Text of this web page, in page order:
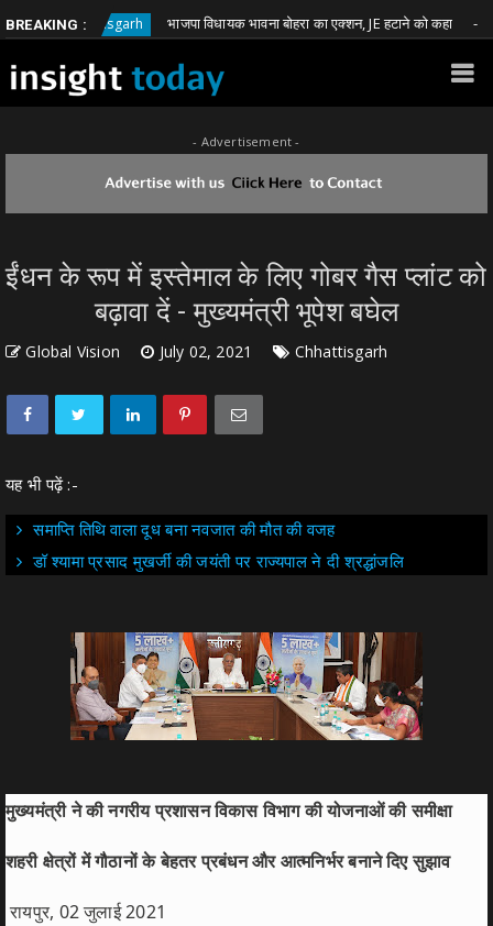
BREAKING :
Chhattisgarh भाजपा विधायक भावना बोहरा का एक्शन, JE हटाने को कहा
- Advertisement -
​​​​​​​ईंधन के रूप में इस्तेमाल के लिए गोबर गैस प्लांट को
बढ़ावा दें - मुख्यमंत्री भूपेश बघेल
Global Vision July 02, 2021 Chhattisgarh
यह भी पढ़ें :-
समाप्ति तिथि वाला दूध बना नवजात की मौत की वजह
डॉ श्यामा प्रसाद मुखर्जी की जयंती पर राज्यपाल ने दी श्रद्धांजलि
मुख्यमंत्री ने की नगरीय प्रशासन विकास विभाग की योजनाओं की समीक्षा
शहरी क्षेत्रों में गौठानों के बेहतर प्रबंधन और आत्मनिर्भर बनाने दिए सुझाव
रायपुर, 02 जुलाई 2021